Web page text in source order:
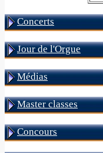
Concerts
Jour de l'Orgue
Médias
Master classes
Concours